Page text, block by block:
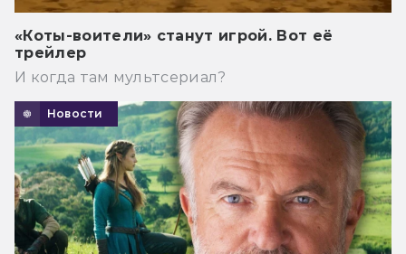
«Коты-воители» станут игрой. Вот её
трейлер
И когда там мультсериал?
Новости